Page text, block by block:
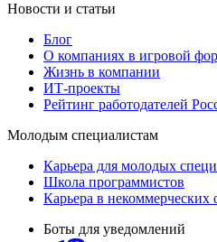
Новости и статьи
Блог
О компаниях в игровой
Жизнь в компании
ИТ-проекты
Рейтинг работодателей
Молодым специалистам
Карьера для молодых
Школа программистов
Карьера в некоммерческих
Боты для уведомлений